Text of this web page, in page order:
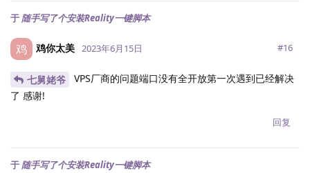
于随手写了个安装Reality一键脚本
鸡 鸡你太美 2023年6月15日 #16
七舅姥爷
VPS厂商的问题端口没有全开放第一次遇到已经解决
了 感谢!
回复
于随手写了个安装Reality一键脚本